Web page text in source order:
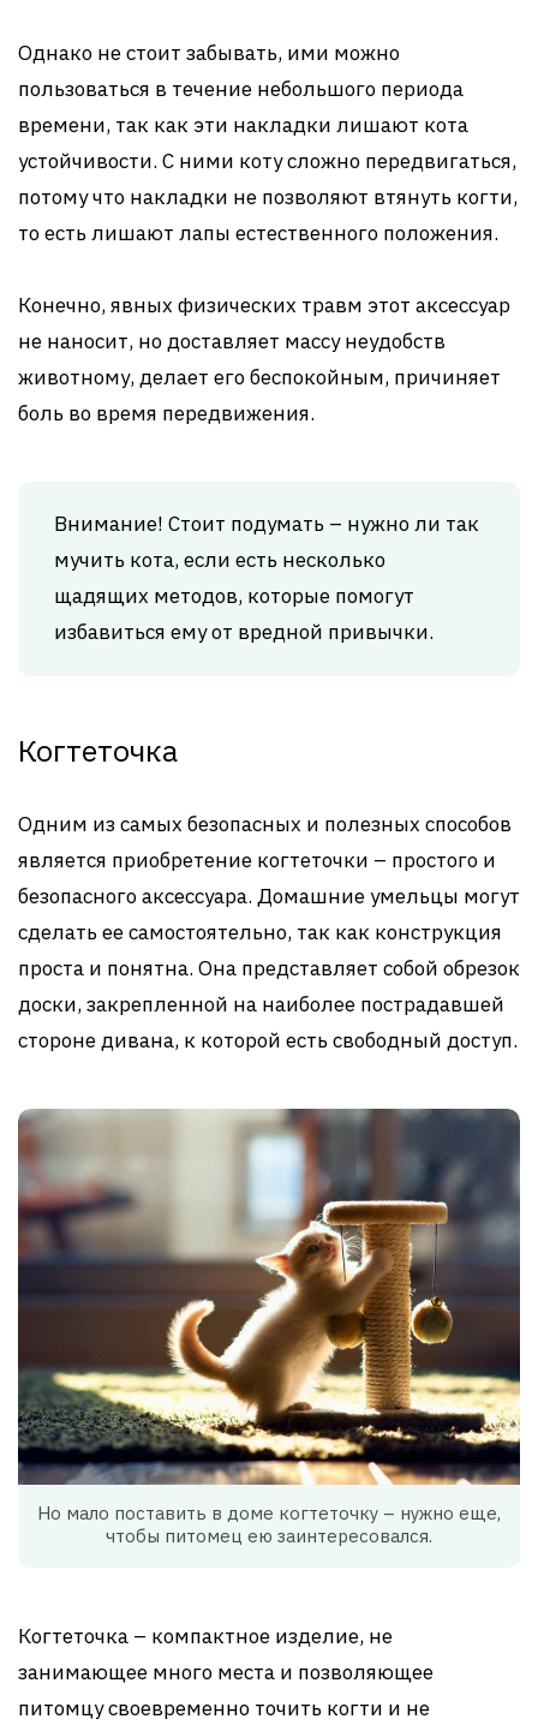
Однако не стоит забывать, ими можно
пользоваться в течение небольшого периода
времени, так как эти накладки лишают кота
устойчивости. С ними коту сложно передвигаться,
потому что накладки не позволяют втянуть когти,
то есть лишают лапы естественного положения.
Конечно, явных физических травм этот аксессуар
не наносит, но доставляет массу неудобств
животному, делает его беспокойным, причиняет
боль во время передвижения.
Внимание! Стоит подумать – нужно ли так
мучить кота, если есть несколько
щадящих методов, которые помогут
избавиться ему от вредной привычки.
Когтеточка
Одним из самых безопасных и полезных способов
является приобретение когтеточки – простого и
безопасного аксессуара. Домашние умельцы могут
сделать ее самостоятельно, так как конструкция
проста и понятна. Она представляет собой обрезок
доски, закрепленной на наиболее пострадавшей
стороне дивана, к которой есть свободный доступ.
Но мало поставить в доме когтеточку – нужно еще,
чтобы питомец ею заинтересовался.
Когтеточка – компактное изделие, не
занимающее много места и позволяющее
питомцу своевременно точить когти и не